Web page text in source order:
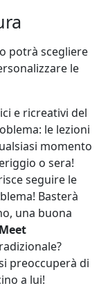
potrà scegliere
le
e ricreativi del
le lezioni
momento
o sera!
seguire le
Basterà
una buona
preoccuperà di
a lui!